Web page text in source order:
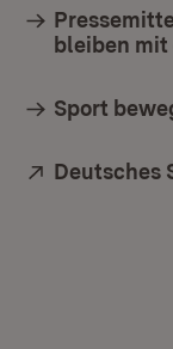
bleiben mit
Sport
Extern:
Deutsches